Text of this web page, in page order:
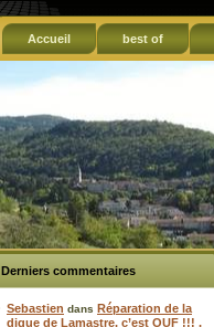
Accueil best of
Derniers commentaires
Sebastien dans Réparation de la
digue de Lamastre, c’est OUF !!! ,